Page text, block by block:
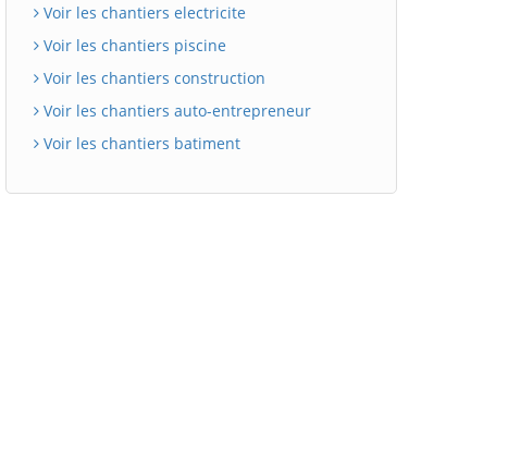
Voir les chantiers electricite
Voir les chantiers piscine
Voir les chantiers construction
Voir les chantiers auto-entrepreneur
Voir les chantiers batiment